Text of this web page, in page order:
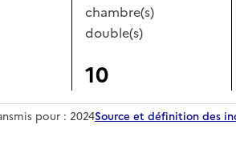
chambre(s)
double(s)
10
pour : 2024Source et définition des